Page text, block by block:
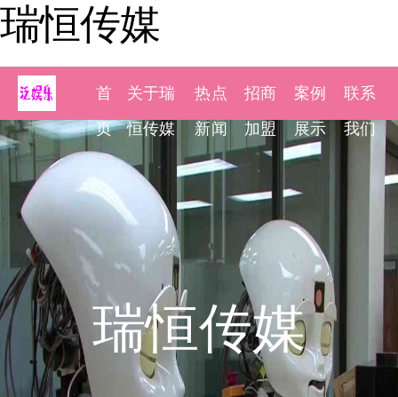
瑞恒传媒
首
页
关于瑞
恒传媒
热点
新闻
招商
加盟
案例
展示
联系
我们
瑞恒传媒